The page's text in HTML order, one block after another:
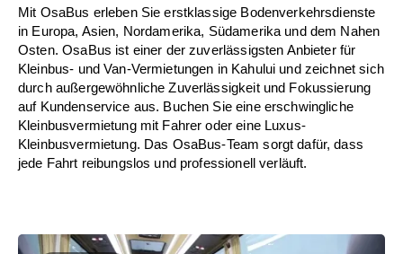
Mit OsaBus erleben Sie erstklassige Bodenverkehrsdienste
in Europa, Asien, Nordamerika, Südamerika und dem Nahen
Osten. OsaBus ist einer der zuverlässigsten Anbieter für
Kleinbus- und Van-Vermietungen in Kahului und zeichnet sich
durch außergewöhnliche Zuverlässigkeit und Fokussierung
auf Kundenservice aus. Buchen Sie eine erschwingliche
Kleinbusvermietung mit Fahrer oder eine Luxus-
Kleinbusvermietung. Das OsaBus-Team sorgt dafür, dass
jede Fahrt reibungslos und professionell verläuft.